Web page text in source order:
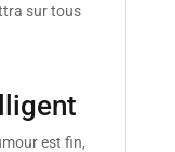
sur tous
est fin,